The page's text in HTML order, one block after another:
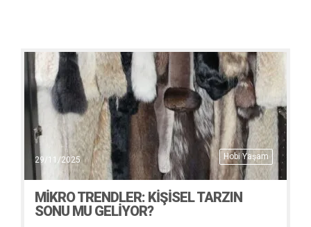
Hobi Yaşam
29/11/2025
MIKRO TRENDLER: KIŞISEL TARZIN
SONU MU GELIYOR?